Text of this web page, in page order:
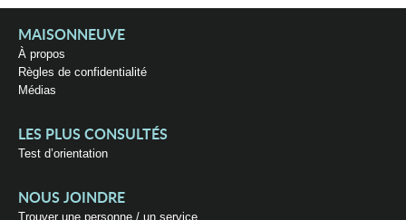
MAISONNEUVE
À propos
Règles de confidentialité
Médias
LES PLUS CONSULTÉS
Test d’orientation
NOUS JOINDRE
Trouver une personne / un service